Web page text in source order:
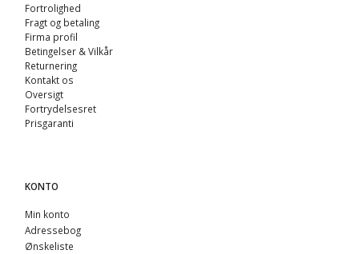
Fortrolighed
Fragt og betaling
Firma profil
Betingelser & Vilkår
Returnering
Kontakt os
Oversigt
Fortrydelsesret
Prisgaranti
KONTO
Min konto
Adressebog
Ønskeliste